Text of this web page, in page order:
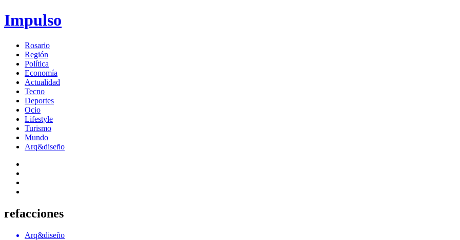
Impulso
Rosario
Región
Política
Economía
Actualidad
Tecno
Deportes
Ocio
Lifestyle
Turismo
Mundo
Arq&diseño
refacciones
Arq&diseño